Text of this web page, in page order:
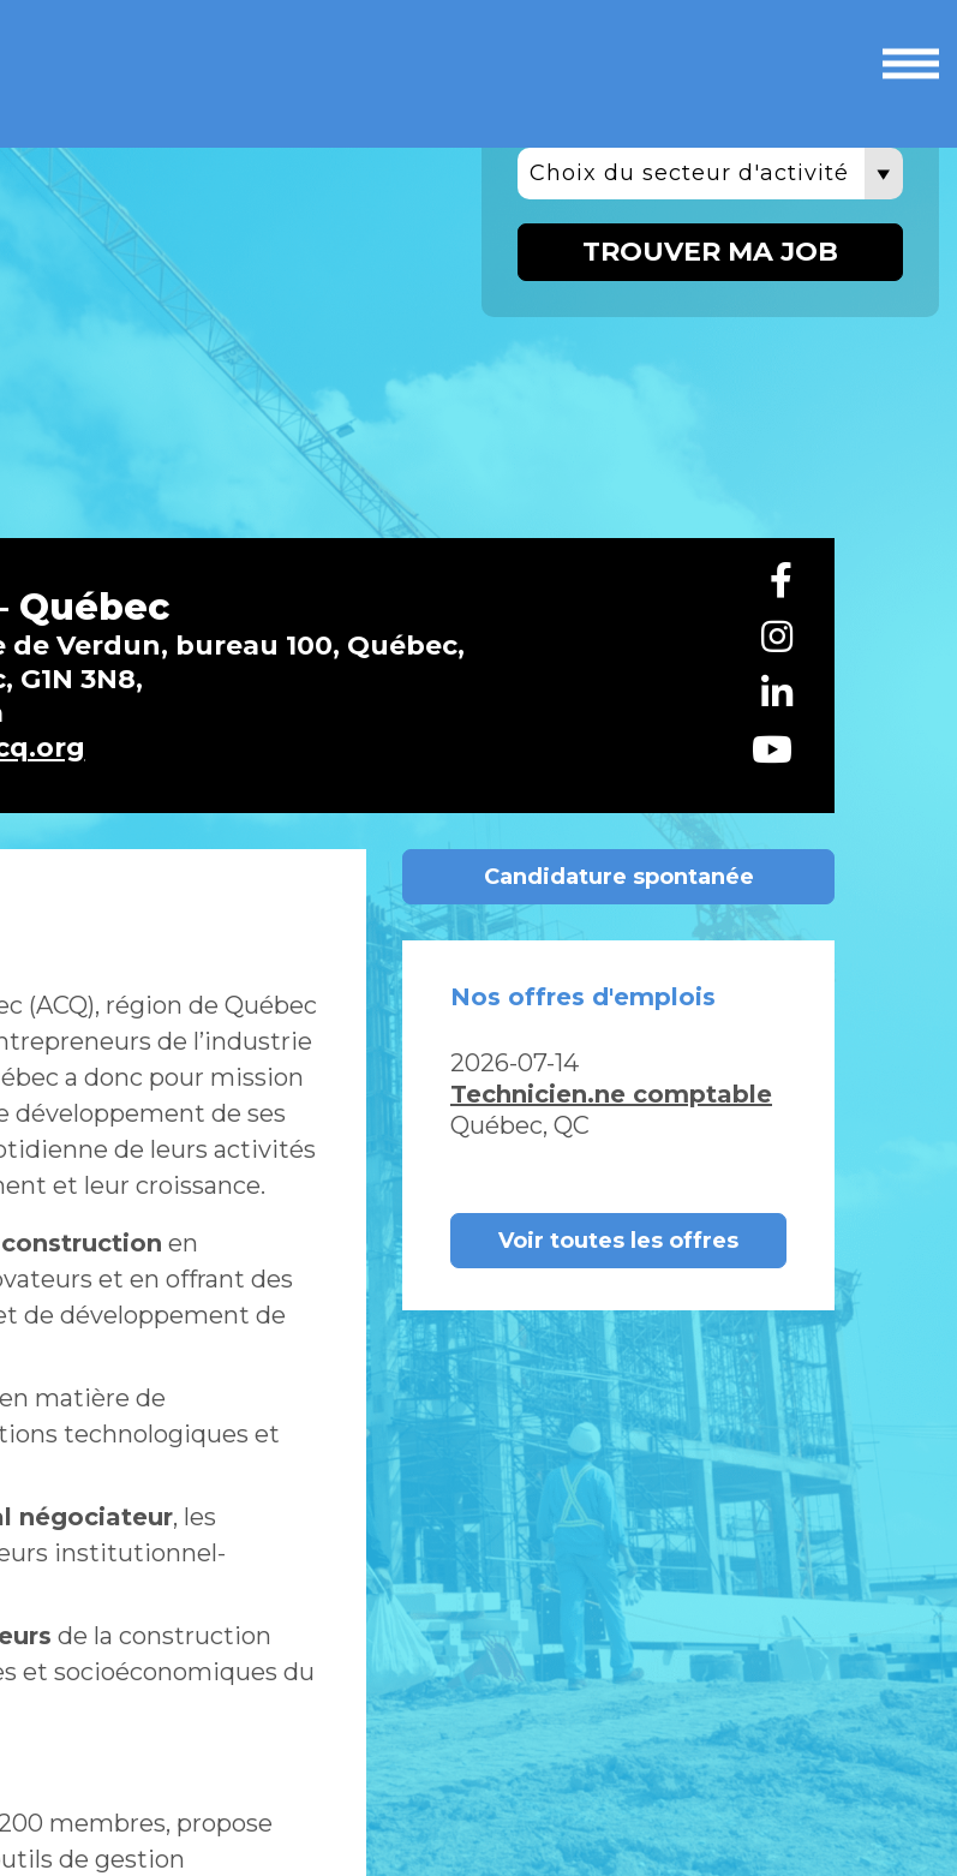
le
Choix du secteur d'activité
TROUVER MA JOB
Québec
de Verdun, bureau 100, Québec,
G1N 3N8,
(ACQ), région de Québec
de l’industrie
a donc pour mission
de ses
de leurs activités
et leur croissance.
construction en
et en offrant des
de développement de
en matière de
technologiques et
négociateur, les
institutionnel-
de la construction
et socioéconomiques du
membres, propose
de gestion
Candidature spontanée
Nos offres d'emplois
2026-07-14
Technicien.ne comptable
Québec, QC
Voir toutes les offres